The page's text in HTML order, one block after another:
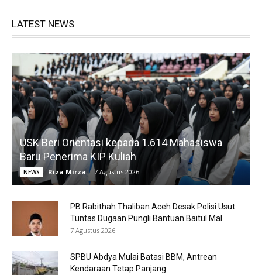
LATEST NEWS
USK Beri Orientasi kepada 1.614 Mahasiswa
Baru Penerima KIP Kuliah
NEWS Riza Mirza - 7 Agustus 2026
PB Rabithah Thaliban Aceh Desak Polisi Usut
Tuntas Dugaan Pungli Bantuan Baitul Mal
7 Agustus 2026
SPBU Abdya Mulai Batasi BBM, Antrean
Kendaraan Tetap Panjang